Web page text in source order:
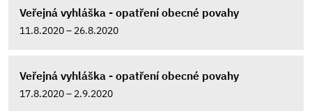
Veřejná vyhláška - opatření obecné povahy
11.8.2020 – 26.8.2020
Veřejná vyhláška - opatření obecné povahy
17.8.2020 – 2.9.2020